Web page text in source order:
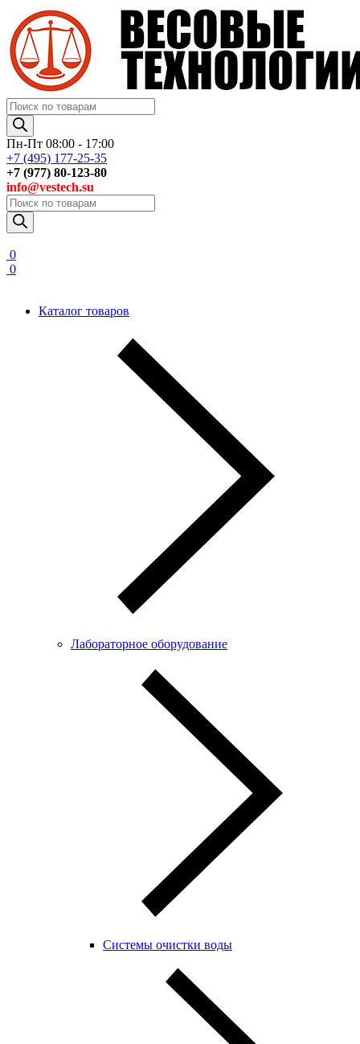
Поиск
товаров
Пн-Пт 08:00 - 17:00
+7 (495) 177-25-35
+7 (977) 80-123-80
info@vestech.su
Поиск
товаров
0
0
Каталог товаров
Лабораторное оборудование
Системы очистки воды